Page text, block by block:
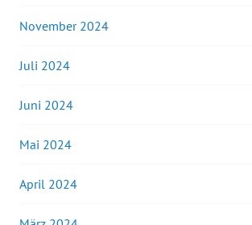
November 2024
Juli 2024
Juni 2024
Mai 2024
April 2024